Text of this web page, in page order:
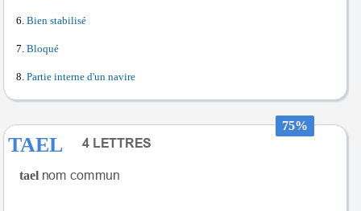
Bien stabilisé
Bloqué
Partie interne d'un navire
75%
TAEL
tael